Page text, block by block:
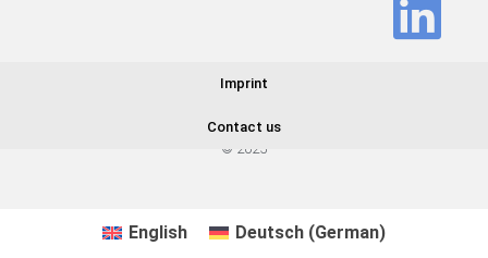
Imprint
Contact us
© 2025
English Deutsch (German)